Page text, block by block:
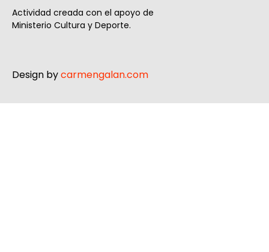
Actividad creada con el apoyo de
Ministerio Cultura y Deporte.
Design bycarmengalan.com